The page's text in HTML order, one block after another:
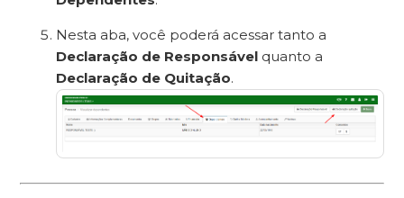
Nesta aba, você poderá acessar tanto a
Declaração de Responsável quanto a
Declaração de Quitação.